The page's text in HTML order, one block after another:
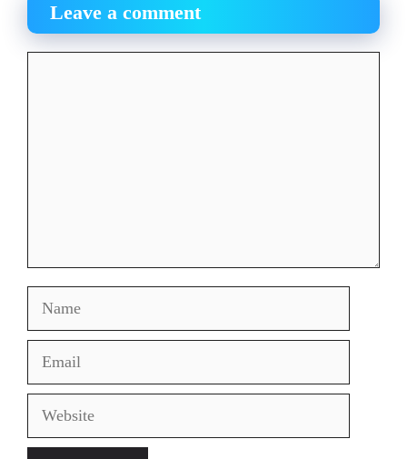
Leave a comment
Name
Email
Website